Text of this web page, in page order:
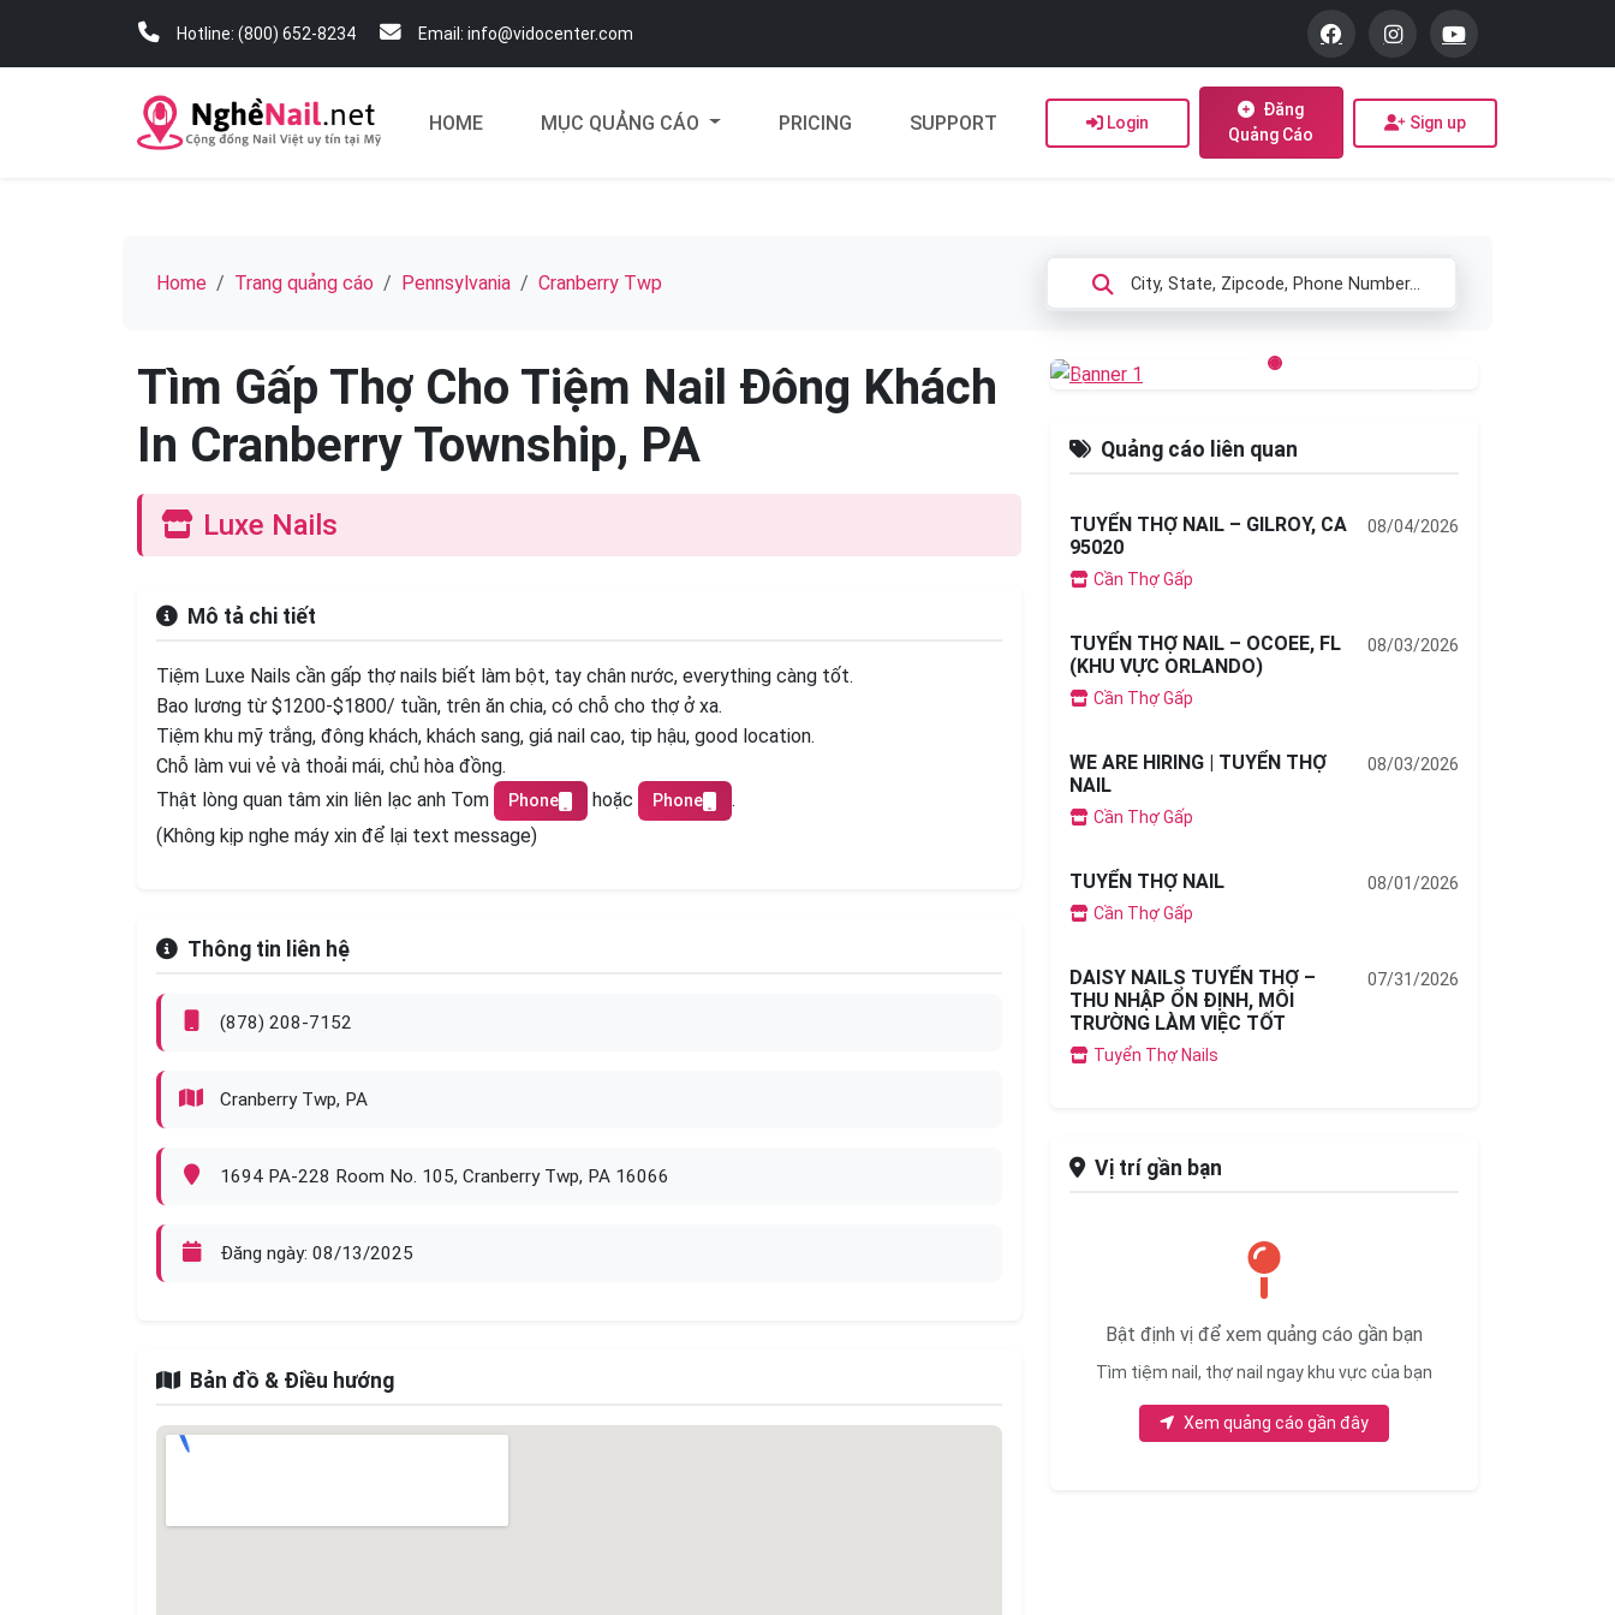
Hotline: (800) 652-8234 Email: info@vidocenter.com
HOME MỤC QUẢNG CÁO PRICING SUPPORT Login
Đăng
Quảng Cáo
Sign up
Home Trang quảng cáo Pennsylvania Cranberry Twp
Tìm Gấp Thợ Cho Tiệm Nail Đông Khách
In Cranberry Township, PA
Luxe Nails
Mô tả chi tiết
Tiệm Luxe Nails cần gấp thợ nails biết làm bột, tay chân nước, everything càng tốt.
Bao lương từ $1200-$1800/ tuần, trên ăn chia, có chỗ cho thợ ở xa.
Tiệm khu mỹ trắng, đông khách, khách sang, giá nail cao, tip hậu, good location.
Chỗ làm vui vẻ và thoải mái, chủ hòa đồng.
Thật lòng quan tâm xin liên lạc anh Tom
Phone hoặc Phone
.
(Không kịp nghe máy xin để lại text message)
Thông tin liên hệ
(878) 208-7152
Cranberry Twp, PA
1694 PA-228 Room No. 105, Cranberry Twp, PA 16066
Đăng ngày: 08/13/2025
Bản đồ & Điều hướng
Previous
Quảng cáo liên quan
TUYỂN THỢ NAIL – GILROY, CA
95020
Cần Thợ Gấp
08/04/2026
TUYỂN THỢ NAIL – OCOEE, FL
(KHU VỰC ORLANDO)
Cần Thợ Gấp
08/03/2026
WE ARE HIRING | TUYỂN THỢ
NAIL
Cần Thợ Gấp
08/03/2026
TUYỂN THỢ NAIL
Cần Thợ Gấp
08/01/2026
DAISY NAILS TUYỂN THỢ –
THU NHẬP ỔN ĐỊNH, MÔI
TRƯỜNG LÀM VIỆC TỐT
Tuyển Thợ Nails
07/31/2026
Vị trí gần bạn
Bật định vị để xem quảng cáo gần bạn
Tìm tiệm nail, thợ nail ngay khu vực của bạn
Xem quảng cáo gần đây